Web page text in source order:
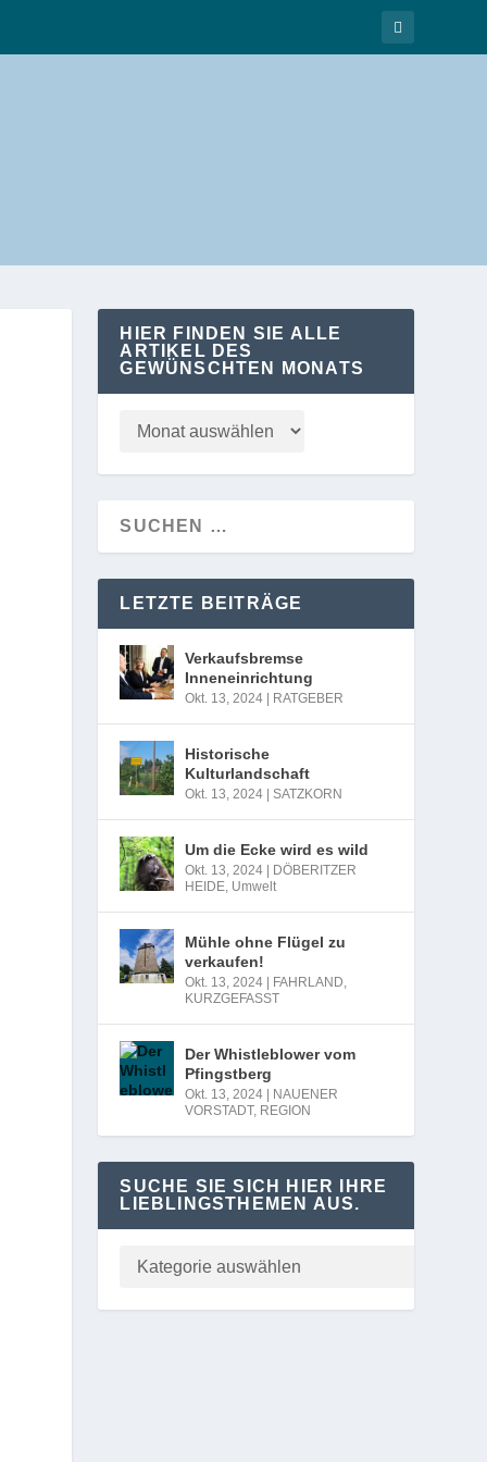
HIER FINDEN SIE ALLE
ARTIKEL DES
GEWÜNSCHTEN MONATS
LETZTE BEITRÄGE
Verkaufsbremse
Inneneinrichtung
Okt. 13, 2024 RATGEBER
Historische
Kulturlandschaft
Okt. 13, 2024 |SATZKORN
Um die Ecke wird es wild
Okt. 13, 2024
DÖBERITZER
HEIDE, Umwelt
Mühle ohne Flügel zu
verkaufen!
Okt. 13, 2024 FAHRLAND,
KURZGEFASST
Der Whistleblower vom
Pfingstberg
Okt. 13, 2024
NAUENER
VORSTADT, REGION
SUCHE SIE SICH HIER IHRE
LIEBLINGSTHEMEN AUS.